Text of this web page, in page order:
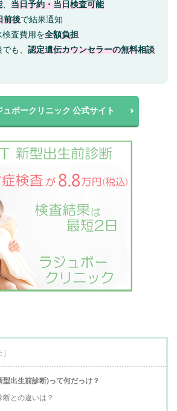
、 当日予約・当日検査可能
前後で結果通知
査費用を全額負担
も、 認定遺伝カウンセラーの無料相談
ュボークリニック 公式サイト
出生前診断)って何だっけ？
との違いは？